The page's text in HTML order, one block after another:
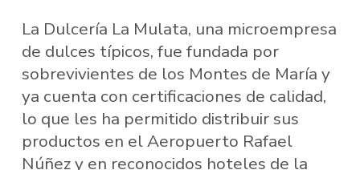
La Dulcería La Mulata, una microempresa
de dulces típicos, fue fundada por
sobrevivientes de los Montes de María y
ya cuenta con certificaciones de calidad,
lo que les ha permitido distribuir sus
productos en el Aeropuerto Rafael
Núñez y en reconocidos hoteles de la